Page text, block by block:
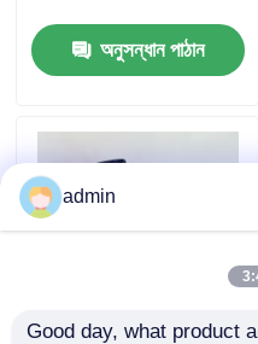
আমাদের সাথে যোগাযোগ
পেট্রল চেইনসো
বৈদ্যুতিক চেইনসো
অনুসন্ধান পাঠান
admin
Good day, what product